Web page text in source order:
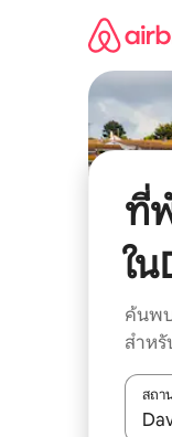
ที่
ใ
ค้นพ
สำหรั
สถา
ใช้